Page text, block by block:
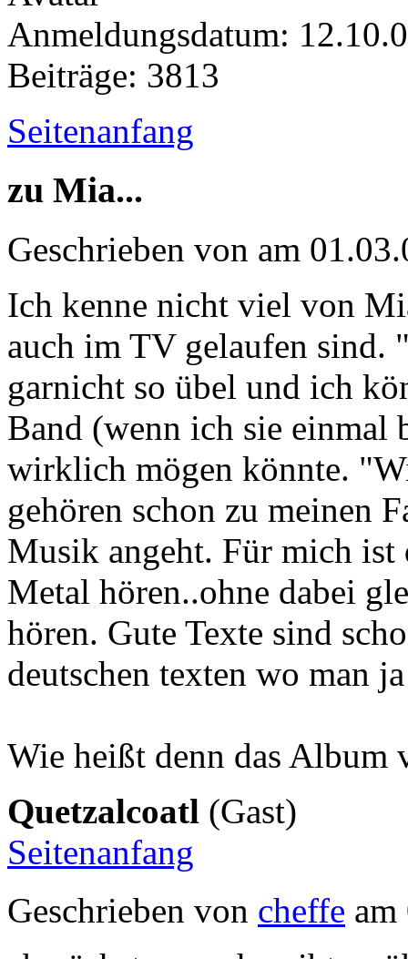
Anmeldungsdatum:
Beiträge: 3813
Seitenanfang
zu Mia...
Geschrieben von am
Ich kenne nicht viel von
auch im TV gelaufen sind.
garnicht so übel und ich
Band (wenn ich sie einmal
wirklich mögen könnte.
gehören schon zu meinen
Musik angeht. Für mich ist
Metal hören..ohne dabei
hören. Gute Texte sind
deutschen texten wo man
Wie heißt denn das Album
Quetzalcoatl (Gast)
Seitenanfang
Geschrieben von cheffe